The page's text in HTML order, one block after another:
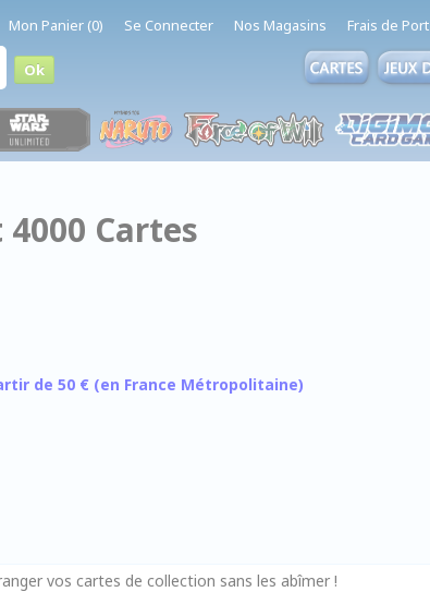
Mon Panier (0) Se Connecter Nos Magasins Frais de Port
Cartes
de 50 € (en France Métropolitaine)
vos cartes de collection sans les abîmer !